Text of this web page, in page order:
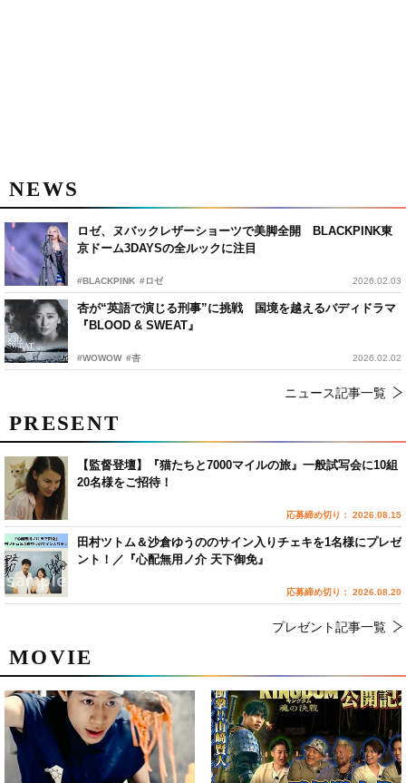
NEWS
ロゼ、ヌバックレザーショーツで美脚全開 BLACKPINK東
京ドーム3DAYSの全ルックに注目
#BLACKPINK #ロゼ 2026.02.03
杏が“英語で演じる刑事”に挑戦 国境を越えるバディドラマ
『BLOOD & SWEAT』
#WOWOW #杏 2026.02.02
ニュース記事一覧
MOVIE
PRESENT
【監督登壇】『猫たちと7000マイルの旅』一般試写会に10組
20名様をご招待！
応募締め切り： 2026.08.15
田村ツトム＆沙倉ゆうののサイン入りチェキを1名様にプレゼ
ント！／『心配無用ノ介 天下御免』
応募締め切り： 2026.08.20
プレゼント記事一覧